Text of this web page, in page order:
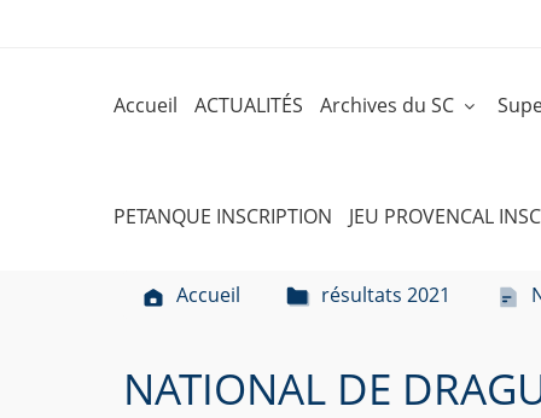
Accueil ACTUALITÉS Archives du SC
PETANQUE INSCRIPTION JEU PROVENCAL
Accueil résultats 2021
NATIONAL DE